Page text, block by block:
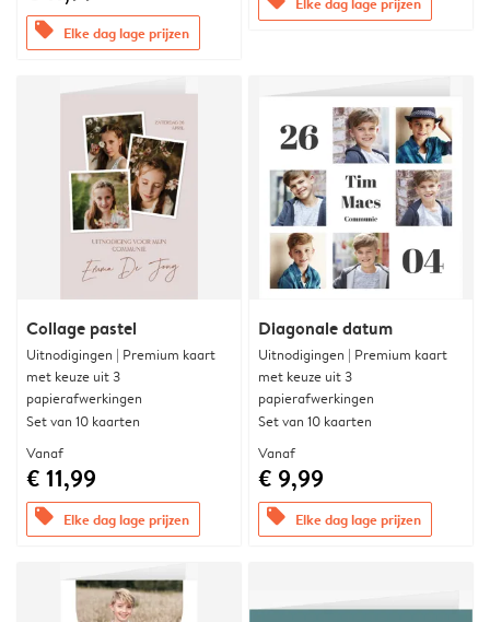
offers Elke dag lage prijzen
Collage pastel
Uitnodigingen | Premium kaart
met keuze uit 3
papierafwerkingen
Set van 10 kaarten
Vanaf
€ 11,99
offers Elke dag lage prijzen
Diagonale datum
Uitnodigingen | Premium kaart
met keuze uit 3
papierafwerkingen
Set van 10 kaarten
Vanaf
€ 9,99
offers Elke dag lage prijzen